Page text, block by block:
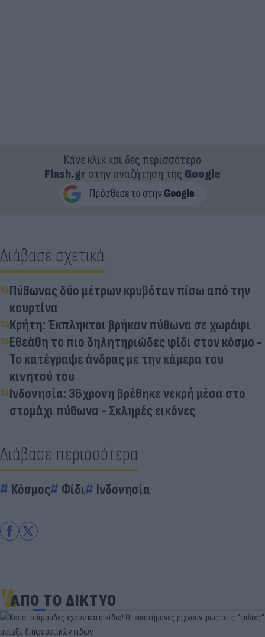
Κάνε κλικ και δες περισσότερο
Flash.grστην αναζήτηση της Google
Διάβασε σχετικά
Πύθωνας δύο μέτρων κρυβόταν πίσω από την
κουρτίνα
Κρήτη: Έκπληκτοι βρήκαν πύθωνα σε χωράφι
Εθεάθη το πιο δηλητηριώδες φίδι στον κόσμο -
Το κατέγραψε άνδρας με την κάμερα του
κινητού του
Ινδονησία: 36χρονη βρέθηκε νεκρή μέσα στο
στομάχι πύθωνα - Σκληρές εικόνες
Διάβασε περισσότερα
Κόσμος Φίδι Ινδονησία
ΑΠΟ ΤΟ ΔΙΚΤΥΟ